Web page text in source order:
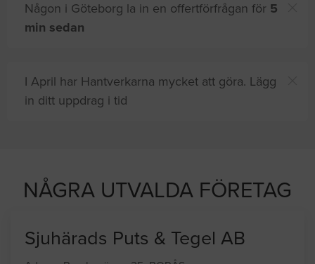
Någon i Göteborg la in en offertförfrågan för 5
min sedan
I April har Hantverkarna mycket att göra. Lägg
in ditt uppdrag i tid
NÅGRA UTVALDA FÖRETAG